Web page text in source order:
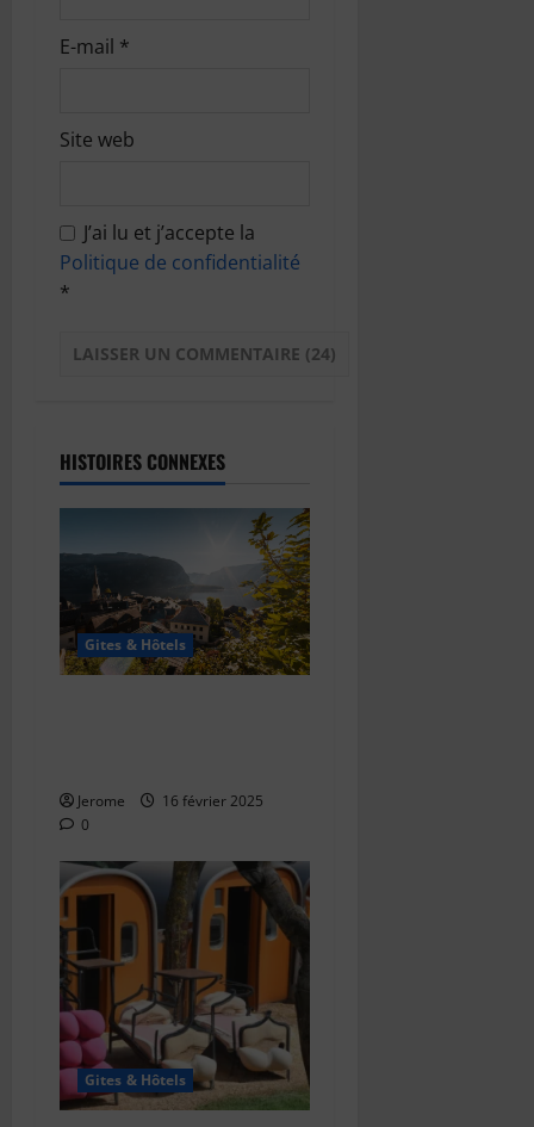
E-mail *
Site web
J’ai lu et j’accepte la
Politique de confidentialité
*
HISTOIRES CONNEXES
Gites & Hôtels
Jerome
16 février 2025
0
Gites & Hôtels